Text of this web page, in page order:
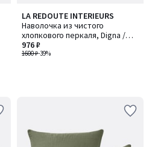
LA REDOUTE INTERIEURS
Наволочка из чистого
хлопкового перкаля, Digna /
Дигна
1600 ₽-39%
976 ₽